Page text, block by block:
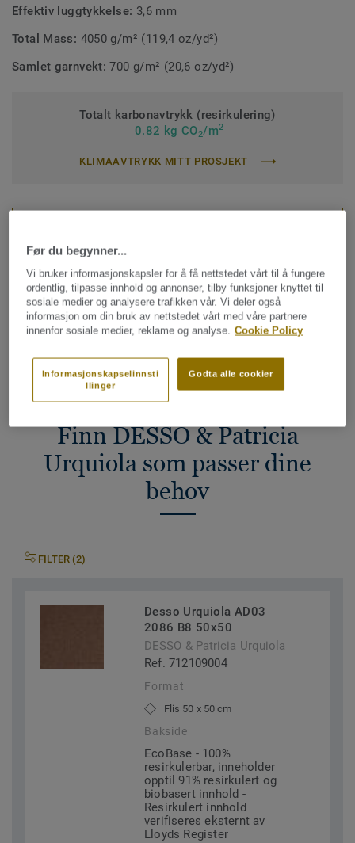
Effektiv luggtykkelse: 3,6 mm
Total Mass: 4050 g/m² (119,4 oz/yd²)
Samlet garnvekt:700 g/m² (20,6 oz/yd²)
Totalt karbonavtrykk (resirkulering)
0.82 kg CO2/m2
KLIMAAVTRYKK MITT PROSJEKT
FÅ EN PRØVE
Finn DESSO & Patricia
Urquiola som passer dine
behov
FILTER (2)
Desso Urquiola AD03
2086 B8 50x50
DESSO & Patricia Urquiola
Ref. 712109004
Format
Flis 50 x 50 cm
Bakside
EcoBase - 100%
resirkulerbar, inneholder
opptil 91% resirkulert og
biobasert innhold -
Resirkulert innhold
verifiseres eksternt av
Lloyds Register
Før du begynner...
Vi bruker informasjonskapsler for å få nettstedet vårt til å fungere
ordentlig, tilpasse innhold og annonser, tilby funksjoner knyttet til
sosiale medier og analysere trafikken vår. Vi deler også
informasjon om din bruk av nettstedet vårt med våre partnere
innenfor sosiale medier, reklame og analyse. Cookie Policy
Godta alle cookier
Informasjonskapselinnsti
llinger